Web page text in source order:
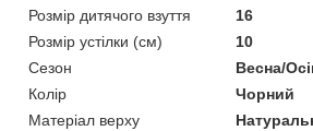
Розмір дитячого взуття
16
Розмір устілки (см)
10
Сезон
Весна/
Колір
Чорний
Матеріал верху